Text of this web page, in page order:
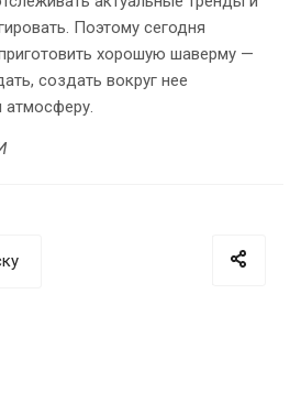
Поэтому сегодня
хорошую шаверму —
создать вокруг нее
атмосферу.